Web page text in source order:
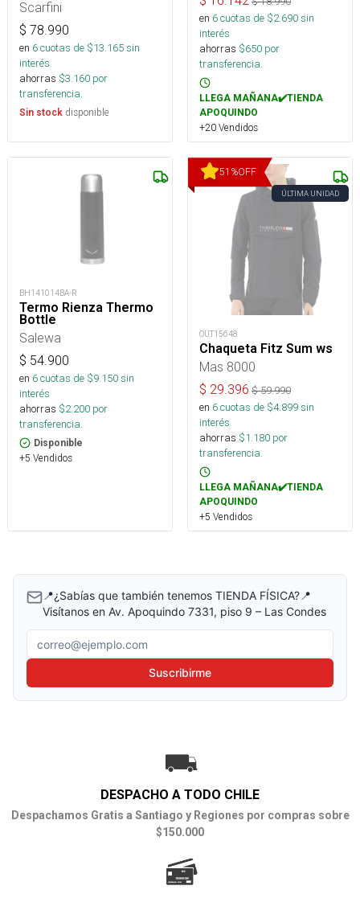
Scarfini
$ 78.990
en 6cuotas de $13.165sin
interés
ahorras $3.160 por
transferencia.
Sin stock disponible
en 6cuotas de $2.690sin
interés
ahorras $650 por
transferencia.
LLEGA MAÑANA✔️TIENDA
APOQUINDO
+20 Vendidos
BH141014BA-R
Termo Rienza Thermo
Bottle
Salewa
$ 54.900
en 6cuotas de $9.150sin
interés
ahorras $2.200 por
transferencia.
Disponible
+5 Vendidos
51 %OFF
ÚLTIMA UNIDAD
OUT15648
Chaqueta Fitz Sum ws
Mas 8000
$ 29.396 $59.990
en 6cuotas de $4.899sin
interés
ahorras $1.180 por
transferencia.
LLEGA MAÑANA✔️TIENDA
APOQUINDO
+5 Vendidos
📍¿Sabías que también tenemos TIENDA FÍSICA?📍
Visítanos en Av. Apoquindo 7331, piso 9 – Las Condes
Correo electrónico
Suscribirme
DESPACHO A TODO CHILE
Despachamos Gratis a Santiago y Regiones por compras sobre
$150.000